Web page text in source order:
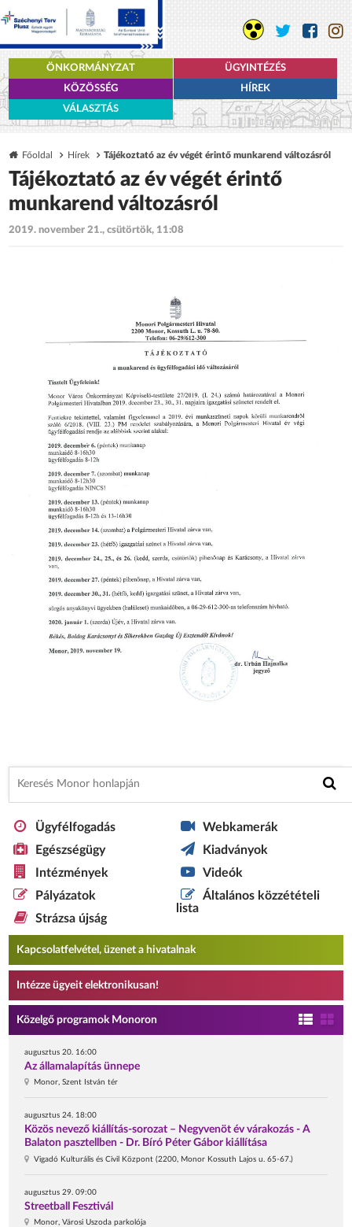
ÖNKORMÁNYZAT
ÜGYINTÉZÉS
KÖZÖSSÉG
HÍREK
VÁLASZTÁS
Főoldal Hírek Tájékoztató az év végét érintő munkarend változásról
Tájékoztató az év végét érintő
munkarend változásról
2019. november 21., csütörtök, 11:08
Ügyfélfogadás
Egészségügy
Intézmények
Pályázatok
Strázsa újság
Webkamerák
Kiadványok
Videók
Általános közzétételi
lista
Kapcsolatfelvétel, üzenet a hivatalnak
Intézze ügyeit elektronikusan!
Közelgő programok Monoron
augusztus 20. 16:00
Az államalapítás ünnepe
Monor, Szent István tér
augusztus 24. 18:00
Közös nevező kiállítás-sorozat – Negyvenöt év várakozás - A
Balaton pasztellben - Dr. Bíró Péter Gábor kiállítása
Vigadó Kulturális és Civil Központ (2200, Monor Kossuth Lajos u. 65-67.)
augusztus 29. 09:00
Streetball Fesztivál
Monor, Városi Uszoda parkolója